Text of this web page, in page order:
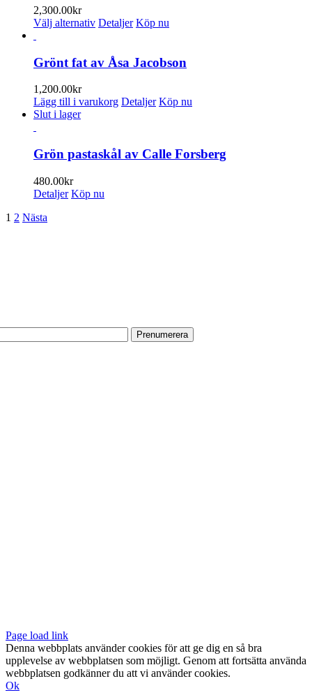
De
olika
kan
väljas
2,300.00kr
Välj alternativ Den
har
flera
De
olika
väljas
på
Detaljer Köp nu
Grönt fat av Åsa Jacobson
1,200.00kr
Lägg till i varukorg Detaljer Köp nu
Slut i lager
Grön pastaskål av Calle Forsberg
480.00kr
Detaljer Köp nu
1 2 Nästa
Page load link
Denna webbplats använder cookies för att ge dig en så bra
upplevelse av webbplatsen som möjligt. Genom att fortsätta använda
webbplatsen godkänner du att vi använder cookies.
Ok